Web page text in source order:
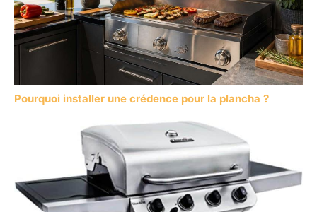
Pourquoi installer une crédence pour la plancha ?